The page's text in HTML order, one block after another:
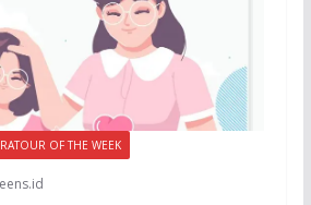
OF THE WEEK